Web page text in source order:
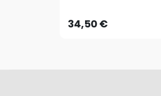
34,50 €AJOUTER AU PANIER